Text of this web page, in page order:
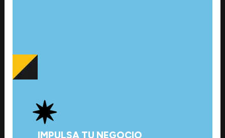
IMPULSA TU NEGOCIO